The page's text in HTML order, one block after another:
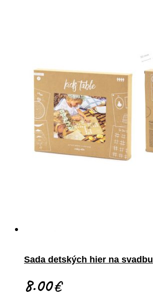
Sada detských hier na svadbu
8.00€